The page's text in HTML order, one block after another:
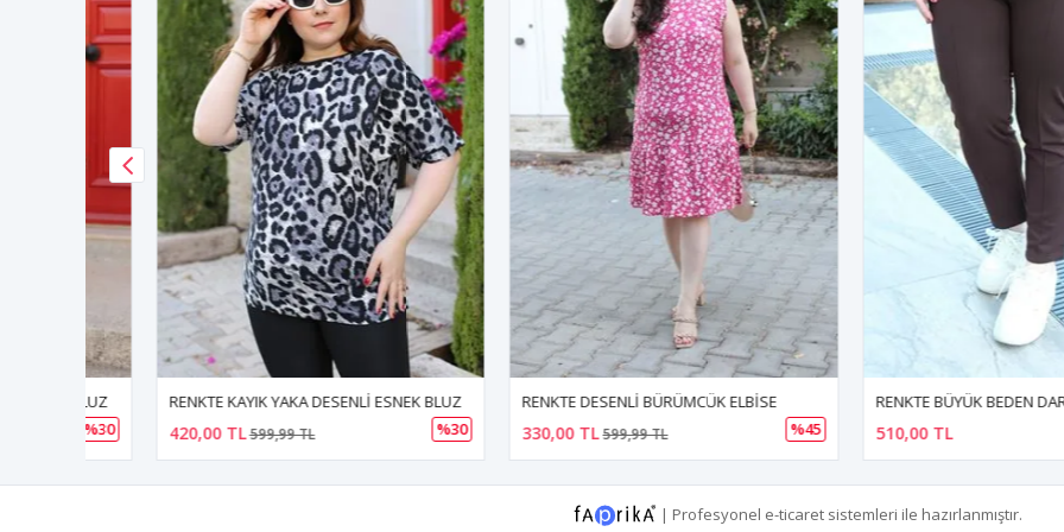
RENKTE KAYIK YAKA DESENLİ ESNEK BLUZ
420,00 TL599,99 TL
RENKTE DESENLİ BÜRÜMCÜK ELBİSE
330,00 TL599,99 TL 510,00 TL
| Profesyonel e-ticaret sistemleri ile hazırlanmıştır.